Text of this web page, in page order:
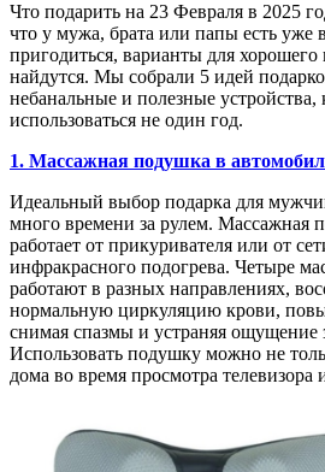
Что подарить на 23 Февраля в 2025
что у мужа, брата или папы есть уже
пригодиться, варианты для хорошего
найдутся. Мы собрали 5 идей
небанальные и полезные устройства,
использоваться не один год.
1. Массажная подушка в
Идеальный выбор подарка для
много времени за рулем. Массажная
работает от прикуривателя или от
инфракрасного подогрева. Четыре
работают в разных направлениях,
нормальную циркуляцию крови,
снимая спазмы и устраняя
Использовать подушку можно не
дома во время просмотра телевизора